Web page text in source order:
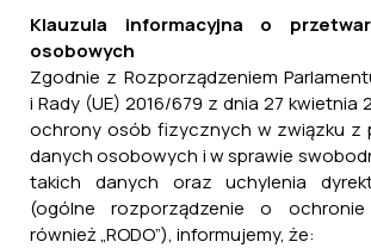
General: OGŁOSZENIE O
roboty budowlane
16.02.2024
"Zagospodarowanie
popegeerowskich w
Cieszanowie”
Klauzula informacyjna o
osobowych
Zgodnie z Rozporządzeniem
i Rady (UE) 2016/679 z dnia 27 kwietnia
ochrony osób fizycznych w związku z
danych osobowych i w sprawie
takich danych oraz uchylenia
(ogólne rozporządzenie o
również „RODO”), informujemy, że: